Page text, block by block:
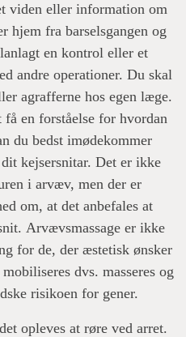
viden eller information om
hjem fra barselsgangen og
en kontrol eller et
andre operationer. Du skal
agrafferne hos egen læge.
en forståelse for hvordan
du bedst imødekommer
kejsersnitar. Det er ikke
i arvæv, men der er
om, at det anbefales at
Arvævsmassage er ikke
for de, der æstetisk ønsker
dvs. masseres og
risikoen for gener.
opleves at røre ved arret.